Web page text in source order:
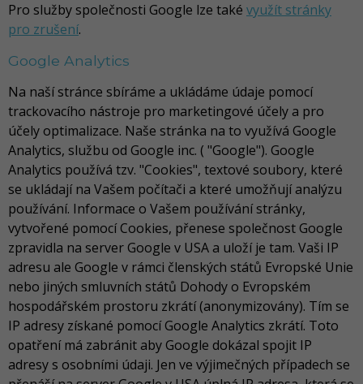
Pro služby společnosti Google lze také využít stránky
pro zrušení.
Google Analytics
Na naší stránce sbíráme a ukládáme údaje pomocí
trackovacího nástroje pro marketingové účely a pro
účely optimalizace. Naše stránka na to využívá Google
Analytics, službu od Google inc. ( "Google"). Google
Analytics používá tzv. "Cookies", textové soubory, které
se ukládají na Vašem počítači a které umožňují analýzu
používání. Informace o Vašem používání stránky,
vytvořené pomocí Cookies, přenese společnost Google
zpravidla na server Google v USA a uloží je tam. Vaši IP
adresu ale Google v rámci členských států Evropské Unie
nebo jiných smluvních států Dohody o Evropském
hospodářském prostoru zkrátí (anonymizovány). Tím se
IP adresy získané pomocí Google Analytics zkrátí. Toto
opatření má zabránit aby Google dokázal spojit IP
adresy s osobními údaji. Jen ve výjimečných případech se